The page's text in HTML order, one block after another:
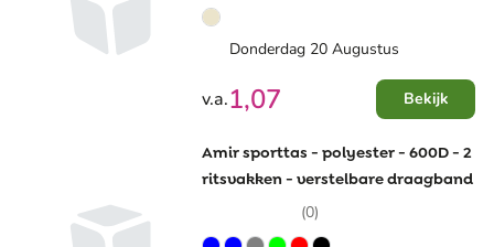
Donderdag 20 Augustus
v.a.1,07 Bekijk
Amir sporttas - polyester - 600D - 2
ritsvakken - verstelbare draagband
(0)